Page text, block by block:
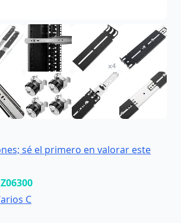
sé el primero en valorar este
C